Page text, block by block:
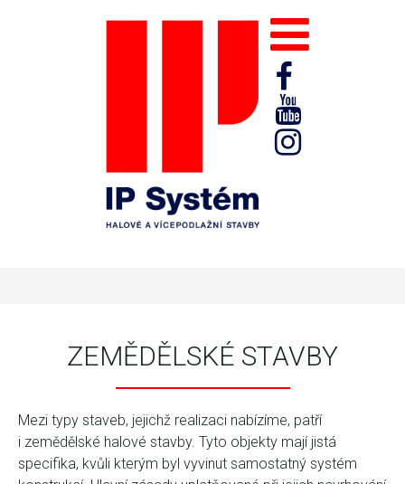
ZEMĚDĚLSKÉ STAVBY
Mezi typy staveb, jejichž realizaci nabízíme, patří
i zemědělské halové stavby. Tyto objekty mají jistá
specifika, kvůli kterým byl vyvinut samostatný systém